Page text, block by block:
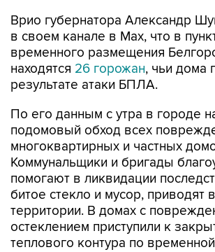
Врио губернатора Александр
в своем канале в Мах, что в
временного размещения
находятся 26 горожан, чьи дома
результате атаки БПЛА.
По его данным с утра в городе
подомовый обход всех
многоквартирных и частных
Коммунальщики и бригады
помогают в ликвидации
битое стекло и мусор, приводят
территории. В домах с
остеклением приступили к
теплового контура по